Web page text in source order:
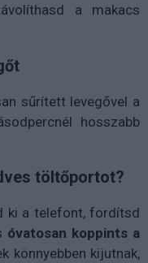
a makacs
sűrített levegővel a
hosszabb
töltőportot?
ki a telefont, fordítsd
óvatosan koppints a
könnyebben kijutnak,